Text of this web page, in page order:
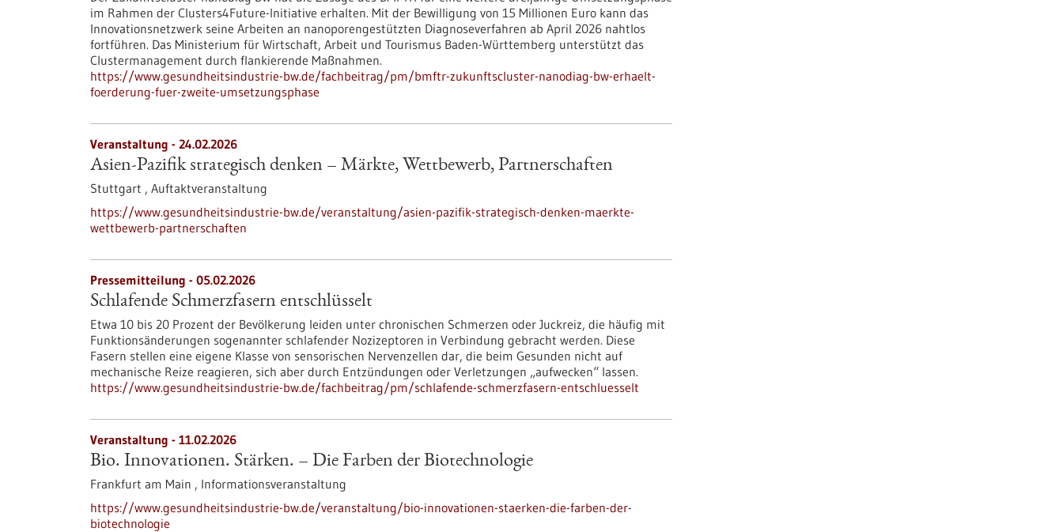
im Rahmen der Clusters4Future-Initiative erhalten. Mit der Bewilligung von 15 Millionen Euro kann das
Innovationsnetzwerk seine Arbeiten an nanoporengestützten Diagnoseverfahren ab April 2026 nahtlos
fortführen. Das Ministerium für Wirtschaft, Arbeit und Tourismus Baden-Württemberg unterstützt das
Clustermanagement durch flankierende Maßnahmen.
https://www.gesundheitsindustrie-bw.de/fachbeitrag/pm/bmftr-zukunftscluster-nanodiag-bw-erhaelt-
foerderung-fuer-zweite-umsetzungsphase
Veranstaltung - 24.02.2026
Asien-Pazifik strategisch denken – Märkte, Wettbewerb, Partnerschaften
Stuttgart , Auftaktveranstaltung
https://www.gesundheitsindustrie-bw.de/veranstaltung/asien-pazifik-strategisch-denken-maerkte-
wettbewerb-partnerschaften
Pressemitteilung - 05.02.2026
Schlafende Schmerzfasern entschlüsselt
Etwa 10 bis 20 Prozent der Bevölkerung leiden unter chronischen Schmerzen oder Juckreiz, die häufig mit
Funktionsänderungen sogenannter schlafender Nozizeptoren in Verbindung gebracht werden. Diese
Fasern stellen eine eigene Klasse von sensorischen Nervenzellen dar, die beim Gesunden nicht auf
mechanische Reize reagieren, sich aber durch Entzündungen oder Verletzungen „aufwecken“ lassen.
https://www.gesundheitsindustrie-bw.de/fachbeitrag/pm/schlafende-schmerzfasern-entschluesselt
Veranstaltung - 11.02.2026
Bio. Innovationen. Stärken. – Die Farben der Biotechnologie
Frankfurt am Main , Informationsveranstaltung
https://www.gesundheitsindustrie-bw.de/veranstaltung/bio-innovationen-staerken-die-farben-der-
biotechnologie